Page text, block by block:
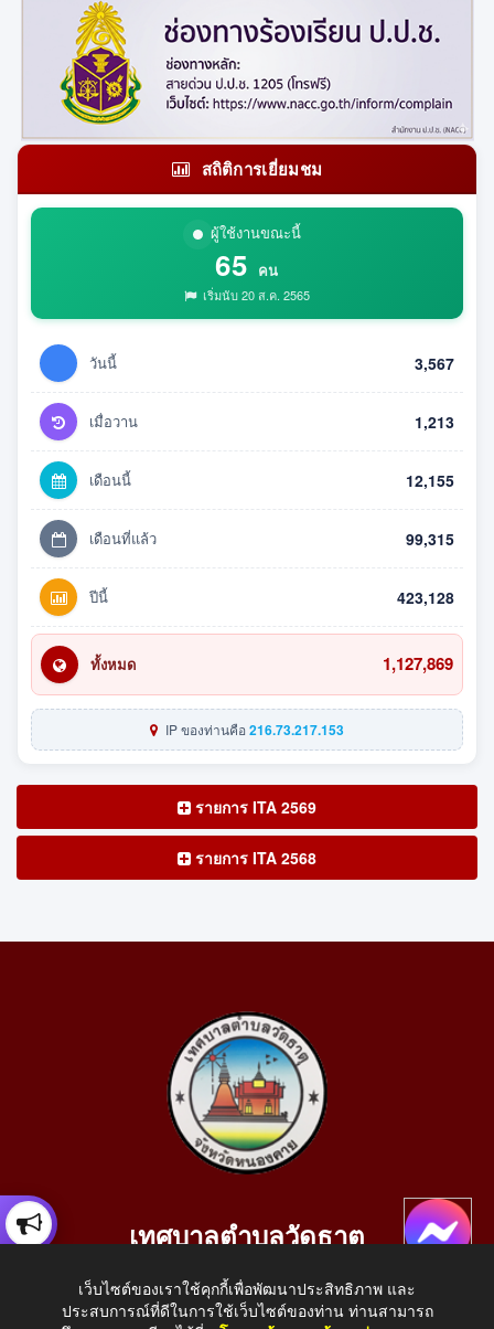
สถิติการเยี่ยมชม
ผู้ใช้งานขณะนี้
65 คน
เริ่มนับ 20 ส.ค. 2565
วันนี้ 3,567
เมื่อวาน 1,213
เดือนนี้ 12,155
เดือนที่แล้ว 99,315
ปีนี้ 423,128
ทั้งหมด 1,127,869
IP ของท่านคือ216.73.217.153
รายการ ITA 2569
รายการ ITA 2568
เทศบาลตำบลวัดธาตุ
อ.เมือง จ.หนองคาย 43000
เว็บไซต์ของเราใช้คุกกี้เพื่อพัฒนาประสิทธิภาพ และ
ประสบการณ์ที่ดีในการใช้เว็บไซต์ของท่าน ท่านสามารถ